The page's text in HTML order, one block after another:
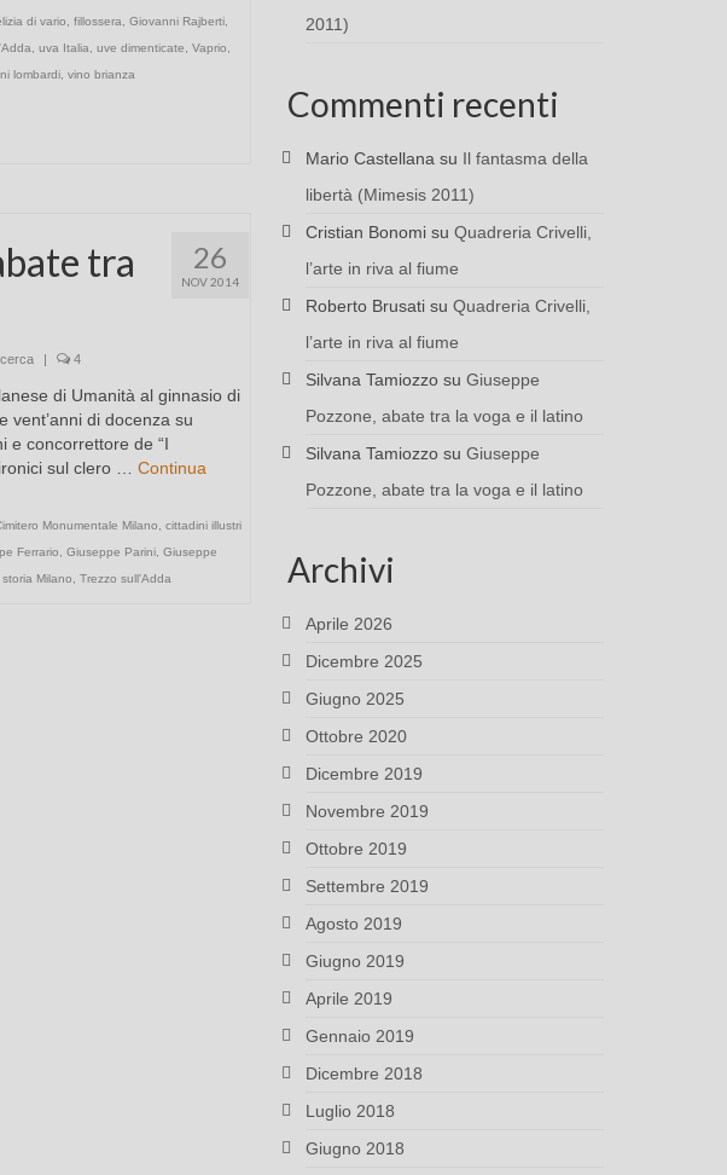
di vario fillossera Giovanni Rajberti,
uva Italia uve dimenticate Vaprio
lombardi, vino brianza
26
NOV 2014
tra
| 4
di Umanità al ginnasio di
vent’anni di docenza su
e concorrettore de “I
sul clero … Continua
Monumentale Milano
cittadini illustri
Ferrario Giuseppe Parini, Giuseppe
storia Milano Trezzo sull'Adda
2011)
Commenti recenti
Mario Castellana su Il fantasma della
libertà (Mimesis 2011)
Cristian Bonomisu Quadreria Crivelli,
l’arte in riva al fiume
Roberto Brusatisu Quadreria Crivelli,
l’arte in riva al fiume
Silvana Tamiozzosu Giuseppe
Pozzone, abate tra la voga e il latino
Silvana Tamiozzosu Giuseppe
Pozzone, abate tra la voga e il latino
Archivi
Aprile 2026
Dicembre 2025
Giugno 2025
Ottobre 2020
Dicembre 2019
Novembre 2019
Ottobre 2019
Settembre 2019
Agosto 2019
Giugno 2019
Aprile 2019
Gennaio 2019
Dicembre 2018
Luglio 2018
Giugno 2018